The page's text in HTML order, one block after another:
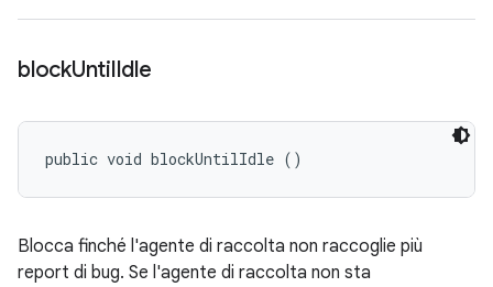
blockUntilIdle
public void blockUntilIdle ()
Blocca finché l'agente di raccolta non raccoglie più
report di bug. Se l'agente di raccolta non sta